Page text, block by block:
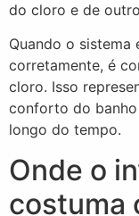
do cloro e de
Quando o sistema
corretamente, é
cloro. Isso
conforto do
longo do tempo.
Onde o
costuma